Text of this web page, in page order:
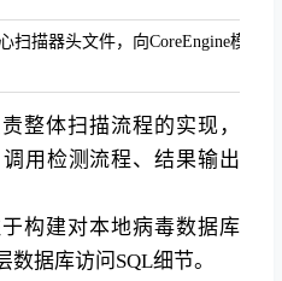
扫描器头文件，向CoreEngine模块
整体扫描流程的实现，
用检测流程、结果输出
构建对本地病毒数据库
据库访问SQL细节。